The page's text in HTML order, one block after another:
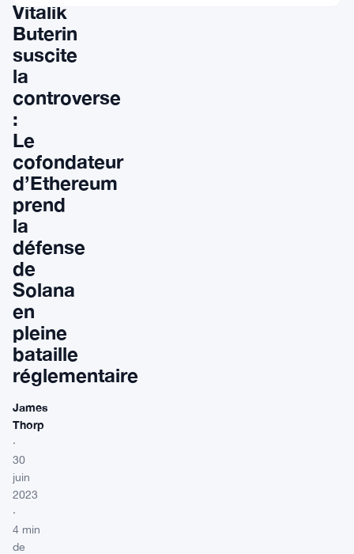
Vitalik
Buterin
suscite
la
controverse
:
Le
cofondateur
d’Ethereum
prend
la
défense
de
Solana
en
pleine
bataille
réglementaire
James
Thorp
·
30
juin
2023
·
4 min
de